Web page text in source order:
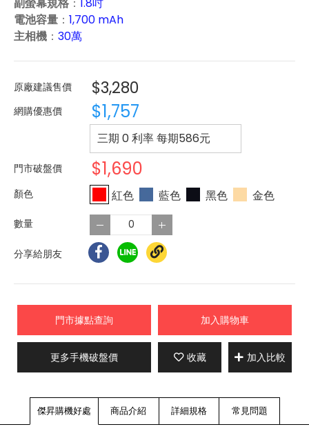
電池容量 ： 1,700 mAh
主相機 ： 30萬
原廠建議售價 $3,280
網購優惠價 $1,757
三期 0 利率 每期586元
門市破盤價 $1,690
紅色 藍色 黑色 金色
分享給朋友
門市據點查詢 加入購物車
更多手機破盤價 收藏 加入比較
傑昇購機好處 商品介紹 詳細規格 常見問題